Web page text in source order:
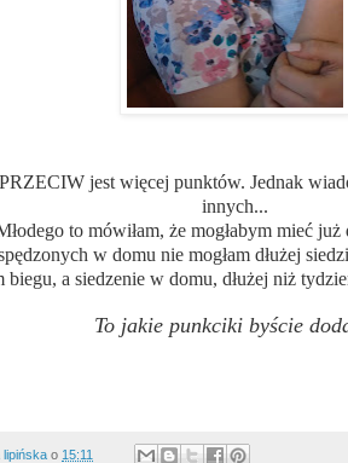
jest więcej punktów. Jednak
innych...
to mówiłam, że mogłabym mieć
w domu nie mogłam dłużej
biegu, a siedzenie w domu, dłużej niż
To jakie punkciki byście
lipińska o 15:11